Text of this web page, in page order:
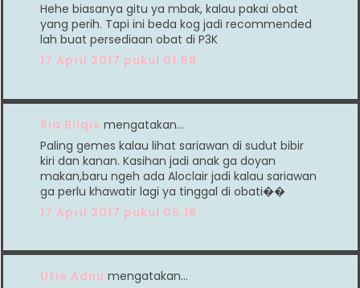
Hehe biasanya gitu ya mbak, kalau pakai obat
yang perih. Tapi ini beda kog jadi recommended
lah buat persediaan obat di P3K
17 April 2017 pukul 01.58
Ria Bilqis mengatakan…
Paling gemes kalau lihat sariawan di sudut bibir
kiri dan kanan. Kasihan jadi anak ga doyan
makan,baru ngeh ada Aloclair jadi kalau sariawan
ga perlu khawatir lagi ya tinggal di obati��
17 April 2017 pukul 05.16
Utie Adnu mengatakan…